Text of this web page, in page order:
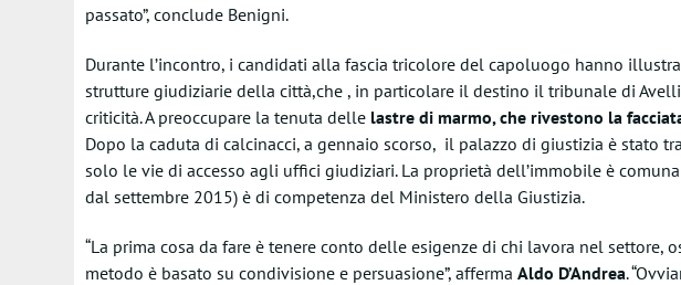
passato”, conclude Benigni.
Durante l’incontro, i candidati alla fascia tricolore del capoluogo hanno
strutture giudiziarie della città,che , in particolare il destino il tribunale di
criticità. A preoccupare la tenuta delle lastre di marmo, che rivestono la
Dopo la caduta di calcinacci, a gennaio scorso, il palazzo di giustizia è stato
solo le vie di accesso agli uffici giudiziari. La proprietà dell’immobile è
dal settembre 2015) è di competenza del Ministero della Giustizia.
“La prima cosa da fare è tenere conto delle esigenze di chi lavora nel settore,
metodo è basato su condivisione e persuasione”, afferma Aldo D’Andrea.